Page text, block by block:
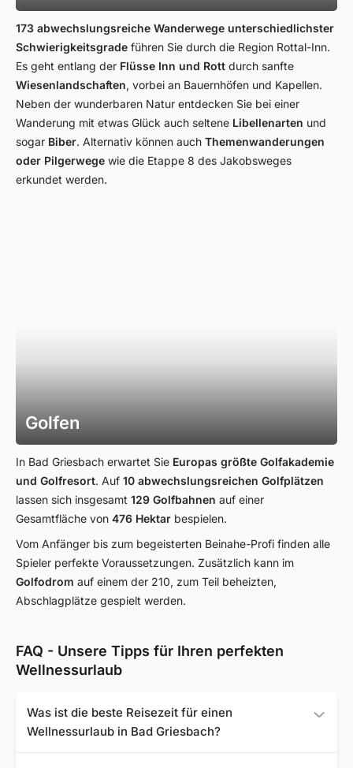
173 abwechslungsreiche Wanderwege unterschiedlichster
Schwierigkeitsgrade führen Sie durch die Region Rottal-Inn.
Es geht entlang der Flüsse Inn und Rott durch sanfte
Wiesenlandschaften, vorbei an Bauernhöfen und Kapellen.
Neben der wunderbaren Natur entdecken Sie bei einer
Wanderung mit etwas Glück auch seltene Libellenarten und
sogar Biber. Alternativ können auch Themenwanderungen
oder Pilgerwege wie die Etappe 8 des Jakobsweges
erkundet werden.
Golfen
In Bad Griesbach erwartet Sie Europas größte Golfakademie
und Golfresort. Auf 10 abwechslungsreichen Golfplätzen
lassen sich insgesamt 129 Golfbahnen auf einer
Gesamtfläche von 476 Hektar bespielen.
Vom Anfänger bis zum begeisterten Beinahe-Profi finden alle
Spieler perfekte Voraussetzungen. Zusätzlich kann im
Golfodrom auf einem der 210, zum Teil beheizten,
Abschlagplätze gespielt werden.
FAQ - Unsere Tipps für Ihren perfekten
Wellnessurlaub
Was ist die beste Reisezeit für einen
Wellnessurlaub in Bad Griesbach?